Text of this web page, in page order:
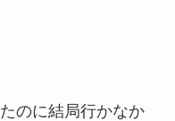
のに結局行かなか